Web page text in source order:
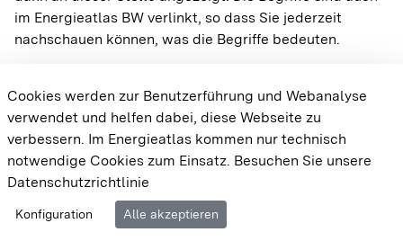
AGFW
Wärme Wärmeversorgung Wärmenetze
Aggregation
Sonne Gebäude Dachflächen-PV
A
Amortisationszeit
im Energieatlas BW verlinkt, so dass Sie jederzeit
nachschauen können, was die Begriffe bedeuten.
Cookie-EinstellungenBarrierefreiheit
Impressum
Cookies werden zur Benutzerführung und Webanalyse
verwendet und helfen dabei, diese Webseite zu
verbessern. Im Energieatlas kommen nur technisch
notwendige Cookies zum Einsatz. Besuchen Sie unsere
Datenschutzrichtlinie
Konfiguration Alle akzeptieren